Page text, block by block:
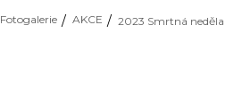
Fotogalerie AKCE 2023 Smrtná neděla